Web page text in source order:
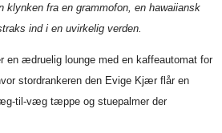
fra en grammofon, en hawaiiansk
ind i en uvirkelig verden.
en ædruelig lounge med en kaffeautomat for
stordrankeren den Evige Kjær flår en
til-væg tæppe og stuepalmer der